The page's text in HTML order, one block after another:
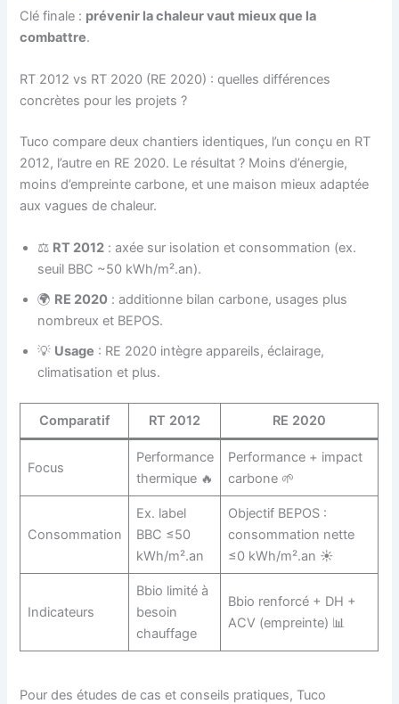
Clé finale : prévenir la chaleur vaut mieux que la
combattre.
RT 2012 vs RT 2020 (RE 2020) : quelles différences
concrètes pour les projets ?
Tuco compare deux chantiers identiques, l’un conçu en RT
2012, l’autre en RE 2020. Le résultat ? Moins d’énergie,
moins d’empreinte carbone, et une maison mieux adaptée
aux vagues de chaleur.
⚖️ RT 2012 : axée sur isolation et consommation (ex.
seuil BBC ~50 kWh/m².an).
🌍 RE 2020 : additionne bilan carbone, usages plus
nombreux et BEPOS.
💡 Usage : RE 2020 intègre appareils, éclairage,
climatisation et plus.
Comparatif RT 2012 RE 2020
Focus
Performance
thermique 🔥
Performance + impact
carbone 🌱
Consommation
Ex. label
BBC ≤50
kWh/m².an
Objectif BEPOS :
consommation nette
≤0 kWh/m².an ☀️
Indicateurs
Bbio limité à
besoin
chauffage
Bbio renforcé + DH +
ACV (empreinte) 📊
Pour des études de cas et conseils pratiques, Tuco